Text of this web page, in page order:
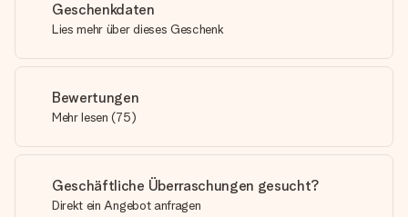
Geschenkdaten
Lies mehr über dieses Geschenk
Bewertungen
Mehr lesen (75)
Geschäftliche Überraschungen gesucht?
Direkt ein Angebot anfragen